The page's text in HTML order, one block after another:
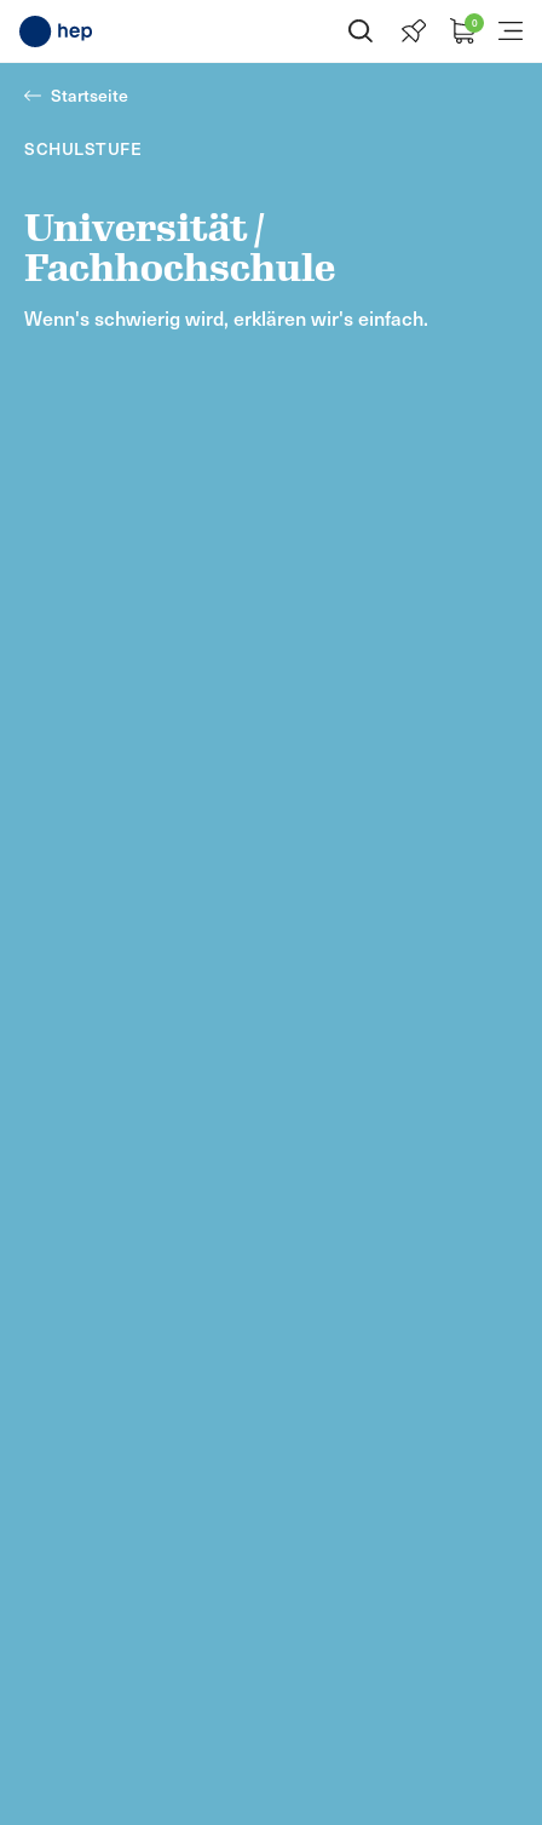
Suche öffnen 0
Startseite
SCHULSTUFE
Universität /
Fachhochschule
Wenn's schwierig wird, erklären wir's einfach.